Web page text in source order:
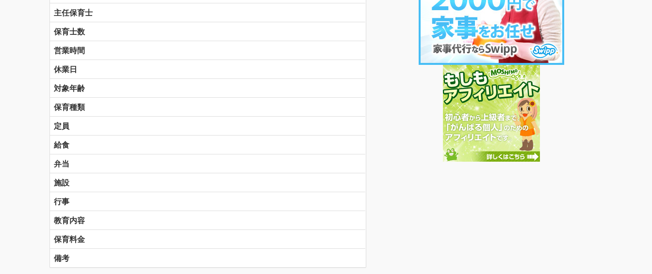
主任保育士
保育士数
営業時間
休業日
対象年齢
保育種類
定員
給食
弁当
施設
行事
教育内容
保育料金
備考